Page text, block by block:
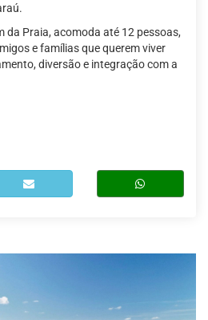
da Praia, acomoda até 12 pessoas,
e famílias que querem viver
diversão e integração com a